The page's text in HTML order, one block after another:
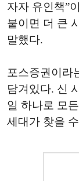
자자 유인책”
붙이면 더 큰
말했다.
포스증권이라
담겨있다. 신
일 하나로 모
세대가 찾을